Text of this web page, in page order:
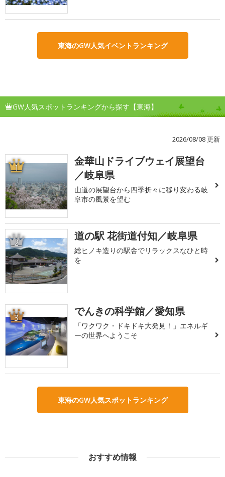
東海のGW人気イベントランキング
GW人気スポットランキングから探す【東海】
2026/08/08 更新
1
金華山ドライブウェイ展望台
／岐阜県
山道の展望台から四季折々に移り変わる岐
阜市の風景を望む
2 道の駅 花街道付知／岐阜県
総ヒノキ造りの駅舎でリラックスなひと時
を
3 でんきの科学館／愛知県
「ワクワク・ドキドキ大発見！」エネルギ
ーの世界へようこそ
東海のGW人気スポットランキング
おすすめ情報